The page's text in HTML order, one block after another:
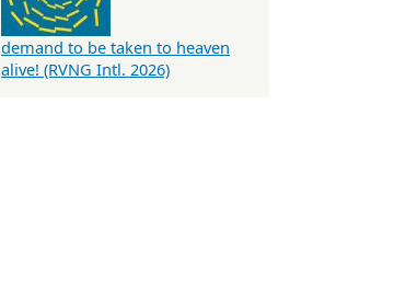
demand to be taken to heaven
alive! (RVNG Intl. 2026)